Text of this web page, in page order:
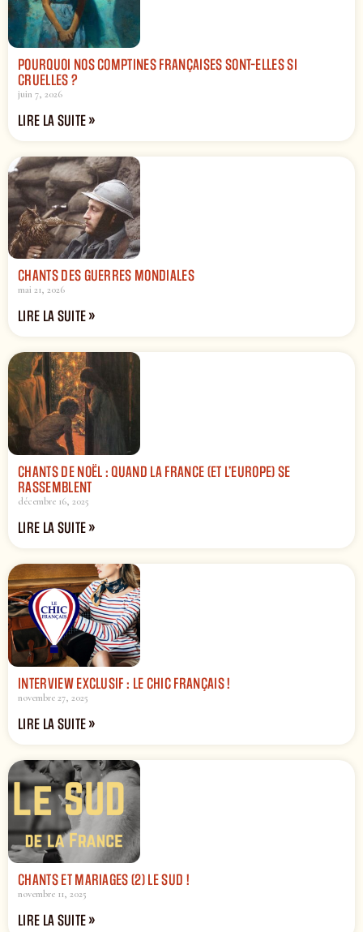
POURQUOI NOS COMPTINES FRANÇAISES SONT-ELLES SI
CRUELLES ?
juin 7, 2026
LIRE LA SUITE »
CHANTS DES GUERRES MONDIALES
mai 21, 2026
LIRE LA SUITE »
CHANTS DE NOËL : QUAND LA FRANCE (ET L’EUROPE) SE
RASSEMBLENT
décembre 16, 2025
LIRE LA SUITE »
INTERVIEW EXCLUSIF : LE CHIC FRANÇAIS !
novembre 27, 2025
LIRE LA SUITE »
CHANTS ET MARIAGES (2) LE SUD !
novembre 11, 2025
LIRE LA SUITE »